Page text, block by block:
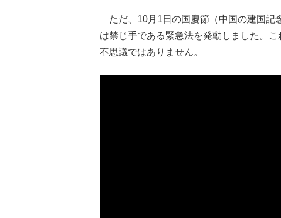
ただ、10月1日の国慶節（中国の建国記
は禁じ手である緊急法を発動しました。
不思議ではありません。